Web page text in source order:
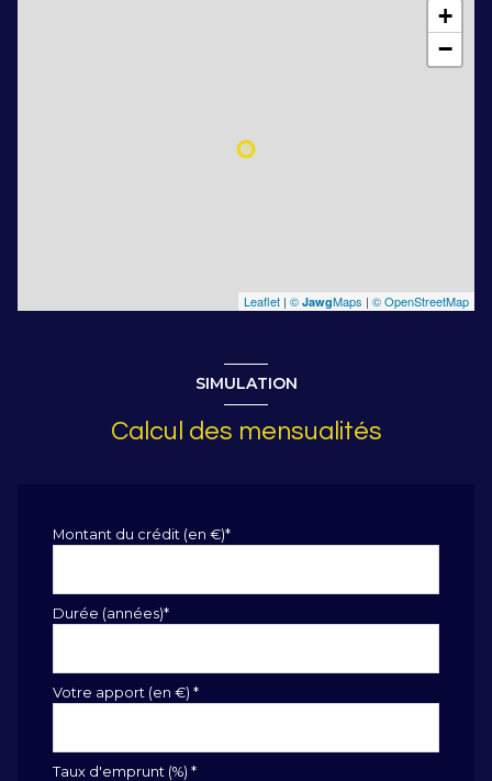
+
−
Leaflet | © JawgMaps | © OpenStreetMap
SIMULATION
Calcul des mensualités
Montant du crédit (en €)*
Durée (années)*
Votre apport (en €) *
Taux d'emprunt (%) *